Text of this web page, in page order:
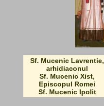
Sf. Mucenic Lavrentie,
arhidiaconul
Sf. Mucenic Xist,
Episcopul Romei
Sf. Mucenic Ipolit